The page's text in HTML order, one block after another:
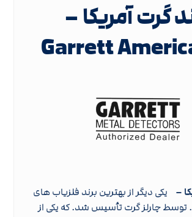
گرت آمریکا –
Garrett
–
یکی دیگر از بهترین برند فلزیاب های
چارلز گرت تأسیس شد. که یکی از